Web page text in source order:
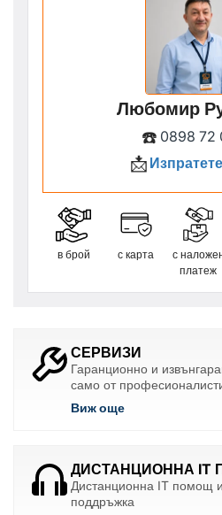
Любомир
☎️ 0898 72
📩
в брой с карта
с
платеж
СЕРВИЗИ
Гаранционно и
само от
Виж още
ДИСТАНЦИОННА IT
Дистанционна IT помощ
поддръжка